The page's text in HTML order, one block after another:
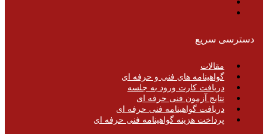
دسترسی سریع
مقالات
گواهینامه های فنی و حرفه ای
دریافت کارت ورود به جلسه
نتایج آزمون فنی حرفه ای
دریافت گواهینامه فنی حرفه ای
پرداخت هزینه گواهینامه فنی حرفه ای